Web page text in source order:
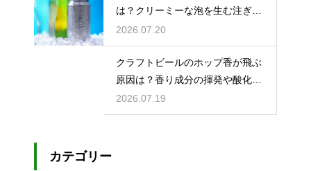
は？クリーミーな泡を生む注ぎ方
のコツ
2026.07.20
クラフトビールのホップ香が飛ぶ
原因は？香り成分の揮発や酸化で
失われる理由を解説
2026.07.19
カテゴリー